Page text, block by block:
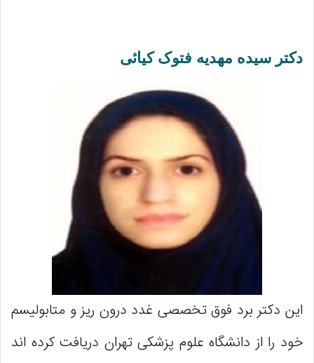
دکتر سیده مهدیه فتوک کیائی
این دکتر برد فوق تخصصی غدد درون ریز و متابولیسم
خود را از دانشگاه علوم پزشکی تهران دریافت کرده اند